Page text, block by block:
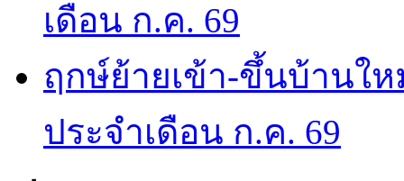
เดือน ก.ค. 69
ฤกษ์ย้ายเข้า-ขึ้นบ้านใ
ประจำเดือน ก.ค. 69